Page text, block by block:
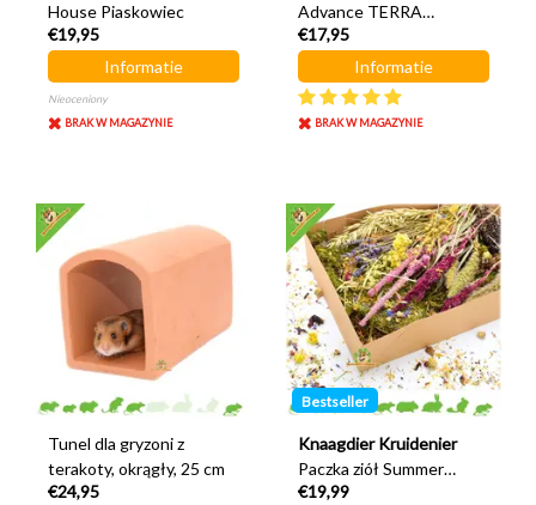
House Piaskowiec
€19,95
Informatie
Nieoceniony
BRAK W MAGAZYNIE
Advance TERRA
Ceramiczna tuba 20 cm
€17,95
Informatie
BRAK W MAGAZYNIE
Tunel dla gryzoni z
terakoty, okrągły, 25 cm
€24,95
Bestseller
Knaagdier Kruidenier
Paczka ziół Summer
Harvest
€19,99